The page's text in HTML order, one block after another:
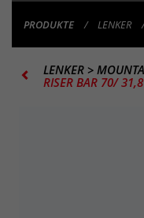
PRODUKTE LENKER
LENKER >
RISER BAR 70/ 31,8